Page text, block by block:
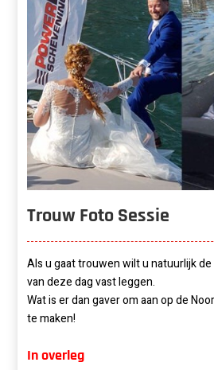
Trouw Foto Sessie
Als u gaat trouwen wilt u natuurlijk
van deze dag vast leggen.
Wat is er dan gaver om aan op de
te maken!
In overleg